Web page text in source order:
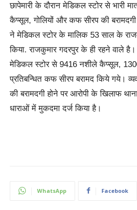
छापेमारी के दौरान मेडिकल स्टोर से भारी
कैप्सूल, गोलियों और कफ सीरप की
ने मेडिकल स्टोर के मालिक 53 साल के
किया. राजकुमार गदरपुर के ही रहने वाले
मेडिकल स्टोर से 9416 नशीले कैप्सूल,
प्रतिबन्धित कफ सीरप बरामद किये गये।
की बरामदगी होने पर आरोपी के खिलाफ
धाराओं में मुकदमा दर्ज किया है।
WhatsApp Facebook